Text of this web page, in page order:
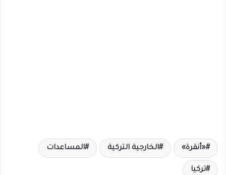
«أنقرة» الخارجية التركية المساعدات
تركيا